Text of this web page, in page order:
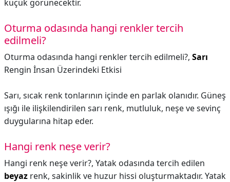
küçük görünecektir.
Oturma odasında hangi renkler tercih
edilmeli?
Oturma odasında hangi renkler tercih edilmeli?, Sarı
Rengin İnsan Üzerindeki Etkisi
Sarı, sıcak renk tonlarının içinde en parlak olanıdır. Güneş
ışığı ile ilişkilendirilen sarı renk, mutluluk, neşe ve sevinç
duygularına hitap eder.
Hangi renk neşe verir?
Hangi renk neşe verir?, Yatak odasında tercih edilen
beyaz renk, sakinlik ve huzur hissi oluşturmaktadır. Yatak